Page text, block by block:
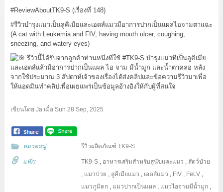
#ReviewAboutTK9-S (เรื่องที่ 148)
#รีวิวบำรุงแมวเป็นลูคิเมียและเอดส์แมวมีอาการปากเป็นแผลไอจามตาแฉะ
(A cat with Leukemia and FIV, having mouth ulcer, coughing,
sneezing, and watery eyes)
รีวิวนี้ได้รับจากลูกค้าท่านหนึ่งที่ใช้ #TK9-S บำรุงแมวที่เป็นลูคิเมีย
และเอดส์แล้วมีอาการปากเป็นแผล ไอ จาม มีน้ำมูก และน้ำตาคลอ หลัง
จากใช้ประมาณ 3 สัปดาห์เจ้าของเรื่องได้ส่งคลิปและข้อความรีวิวมาเพื่อ
ให้แอดมินทำคลิปเพื่อเผยแพร่เป็นข้อมูลอ้างอิงให้กับผู้ที่สนใจ
เขียนโดย Jaเมื่อ Sun 28 Sep, 2025
หมวดหมู่ รีวิวผลิตภัณฑ์ TK9-S
แท๊ก: TK9-S , อาหารเสริมสำหรับสุนัขและแมว , สัตว์ป่วย
, แมวป่วย , ลูคีเมียแมว , เอดส์แมว , FIV , FeLV ,
แมวภูมิตก , แมวปากเป็นแผล , แมวไอจามมีน้ำมูก ,